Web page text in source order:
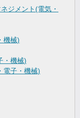
ジメント(電気・
機械)
・機械)
電子・機械)